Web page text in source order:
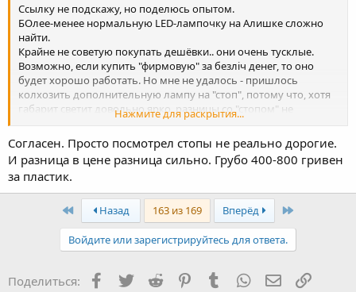
Ссылку не подскажу, но поделюсь опытом.
БОлее-менее нормальную LED-лампочку на Алишке сложно
найти.
Крайне не советую покупать дешёвки.. они очень тусклые.
Возможно, если купить "фирмовую" за безліч денег, то оно
будет хорошо работать. Но мне не удалось - пришлось
колхозить дополнительную лампу на "стоп", потому что, хотя
габарит светит довольно ярко, разницы со "стопом" не
Короче, если не стоит задачи высвободить доп. енергию
генератора - я бы не стал париться, оставил бы лампу
накаливания.
@Trash,
почему именно алюминиевое жало?
Нажмите для раскрытия...
Согласен. Просто посмотрел стопы не реально дорогие.
И разница в цене разница сильно. Грубо 400-800 гривен
за пластик.
First Назад 163 из 169 Вперёд Last
Войдите или зарегистрируйтесь для ответа.
Поделиться: Facebook
TwitterReddit PinterestTumblr WhatsApp Ссылка